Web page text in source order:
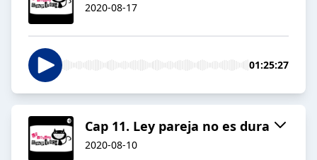
2020-08-17
01:25:27
Cap 11. Ley pareja no es dura
2020-08-10